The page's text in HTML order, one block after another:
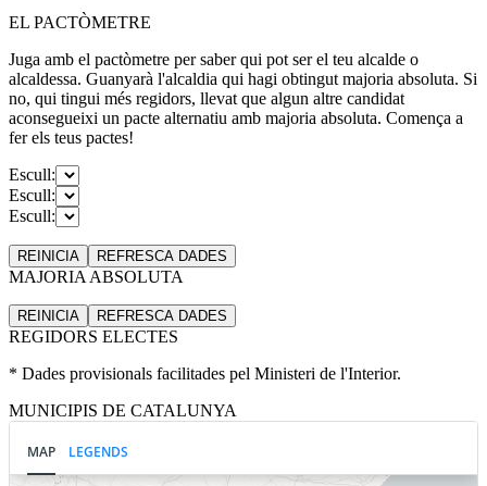
EL PACTÒMETRE
Juga amb el pactòmetre per saber qui pot ser el teu alcalde o
alcaldessa. Guanyarà l'alcaldia qui hagi obtingut majoria absoluta. Si
no, qui tingui més regidors, llevat que algun altre candidat
aconsegueixi un pacte alternatiu amb majoria absoluta. Comença a
fer els teus pactes!
Escull:
Escull:
Escull:
REINICIA REFRESCA DADES
MAJORIA ABSOLUTA
REINICIA REFRESCA DADES
REGIDORS ELECTES
* Dades provisionals facilitades pel Ministeri de l'Interior.
MUNICIPIS DE CATALUNYA